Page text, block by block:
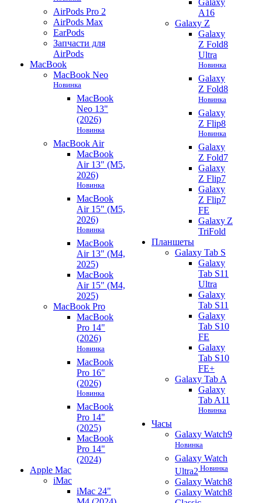
AirPods Pro 2
AirPods Max
EarPods
Запчасти для
AirPods
MacBook
MacBook Neo
Новинка
MacBook
Neo 13"
(2026)
Новинка
MacBook Air
MacBook
Air 13" (M5,
2026)
Новинка
MacBook
Air 15" (M5,
2026)
Новинка
MacBook
Air 13" (M4,
2025)
MacBook
Air 15" (M4,
2025)
MacBook Pro
MacBook
Pro 14"
(2026)
Новинка
MacBook
Pro 16"
(2026)
Новинка
MacBook
Pro 14"
(2025)
MacBook
Pro 14"
(2024)
Apple Mac
iMac
iMac 24"
Galaxy
A16
Galaxy Z
Galaxy
Z Fold8
Ultra
Новинка
Galaxy
Z Fold8
Новинка
Galaxy
Z Flip8
Новинка
Galaxy
Z Fold7
Galaxy
Z Flip7
Galaxy
Z Flip7
FE
Galaxy Z
TriFold
Планшеты
Galaxy Tab S
Galaxy
Tab S11
Ultra
Galaxy
Tab S11
Galaxy
Tab S10
FE
Galaxy
Tab S10
FE+
Galaxy Tab A
Galaxy
Tab A11
Новинка
Часы
Galaxy Watch9
Новинка
Galaxy Watch
Ultra2 Новинка
Galaxy Watch8
Galaxy Watch8